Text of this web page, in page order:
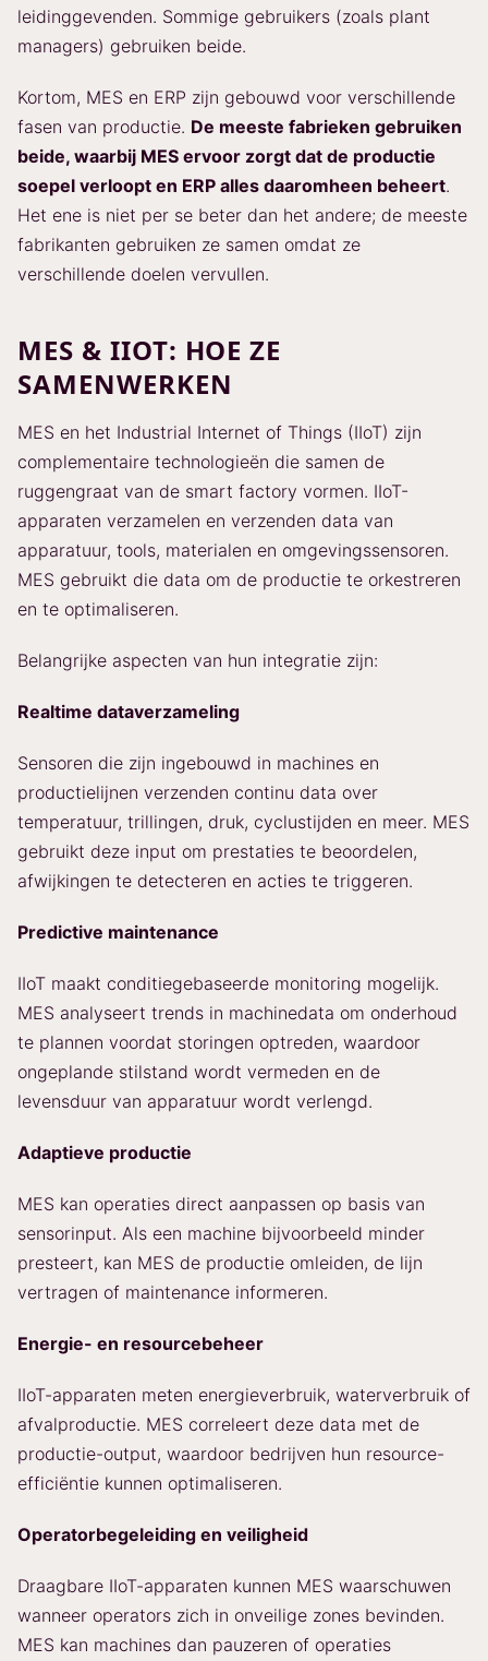
leidinggevenden. Sommige gebruikers (zoals plant
managers) gebruiken beide.
Kortom, MES en ERP zijn gebouwd voor verschillende
fasen van productie. De meeste fabrieken gebruiken
beide, waarbij MES ervoor zorgt dat de productie
soepel verloopt en ERP alles daaromheen beheert.
Het ene is niet per se beter dan het andere; de meeste
fabrikanten gebruiken ze samen omdat ze
verschillende doelen vervullen.
MES & IIOT: HOE ZE
SAMENWERKEN
MES en het Industrial Internet of Things (IIoT) zijn
complementaire technologieën die samen de
ruggengraat van de smart factory vormen. IIoT-
apparaten verzamelen en verzenden data van
apparatuur, tools, materialen en omgevingssensoren.
MES gebruikt die data om de productie te orkestreren
en te optimaliseren.
Belangrijke aspecten van hun integratie zijn:
Realtime dataverzameling
Sensoren die zijn ingebouwd in machines en
productielijnen verzenden continu data over
temperatuur, trillingen, druk, cyclustijden en meer. MES
gebruikt deze input om prestaties te beoordelen,
afwijkingen te detecteren en acties te triggeren.
Predictive maintenance
IIoT maakt conditiegebaseerde monitoring mogelijk.
MES analyseert trends in machinedata om onderhoud
te plannen voordat storingen optreden, waardoor
ongeplande stilstand wordt vermeden en de
levensduur van apparatuur wordt verlengd.
Adaptieve productie
MES kan operaties direct aanpassen op basis van
sensorinput. Als een machine bijvoorbeeld minder
presteert, kan MES de productie omleiden, de lijn
vertragen of maintenance informeren.
Energie- en resourcebeheer
IIoT-apparaten meten energieverbruik, waterverbruik of
afvalproductie. MES correleert deze data met de
productie-output, waardoor bedrijven hun resource-
efficiëntie kunnen optimaliseren.
Operatorbegeleiding en veiligheid
Draagbare IIoT-apparaten kunnen MES waarschuwen
wanneer operators zich in onveilige zones bevinden.
MES kan machines dan pauzeren of operaties